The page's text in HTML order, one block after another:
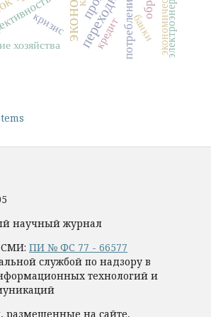
потребление
хозяйства
кризис банки
кредит
научный журнал
СМИ: ПИ № ФС 77 - 66577
службой по надзору в
технологий и
размещенные на сайте,